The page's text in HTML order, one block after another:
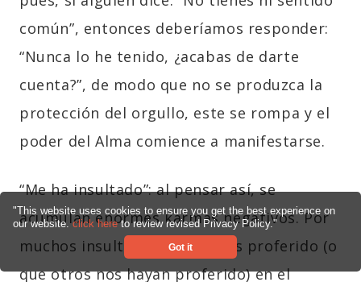
"This website uses cookies to ensure you get the best experience on
our website.click hereto review revised Privacy Policy."
Got it
común”, entonces deberíamos responder:
“Nunca lo he tenido, ¿acabas de darte
cuenta?”, de modo que no se produzca la
protección del orgullo, este se rompa y el
poder del Alma comience a manifestarse.
“Me ha insultado”: al pensar así, se
acumulan enormes karmas negativos. Por
muchos insultos que hayamos proferido (o
que otros nos hayan proferido) en el